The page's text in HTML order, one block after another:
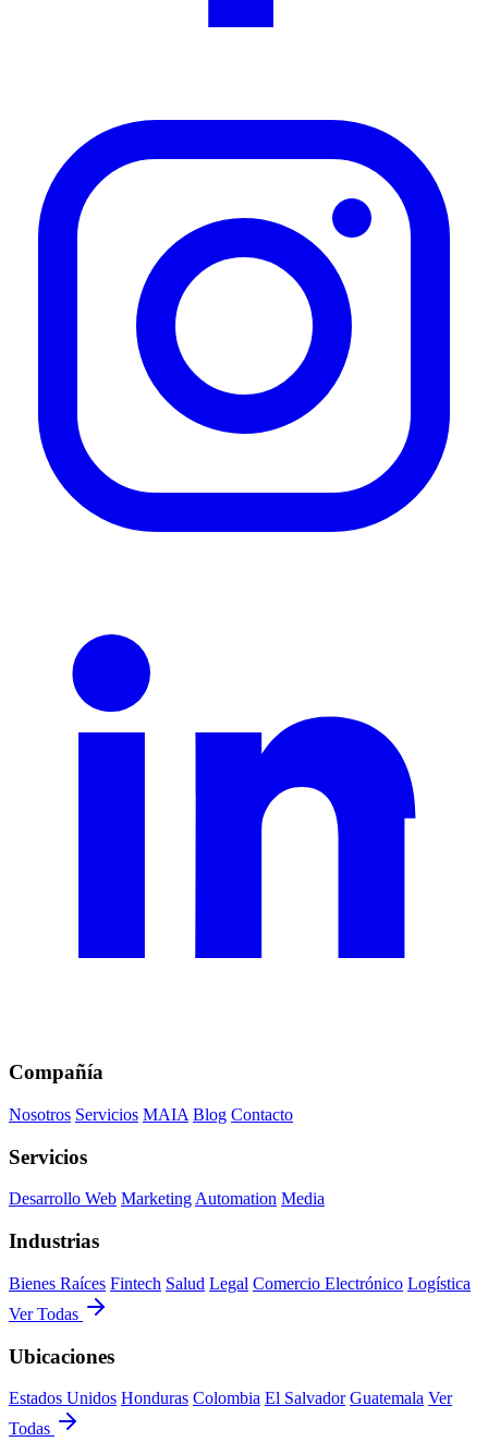
Compañía
Nosotros Servicios MAIA Blog Contacto
Servicios
Desarrollo Web MarketingAutomation Media
Industrias
Bienes Raíces Fintech Salud Legal Comercio Electrónico Logística
Ver Todas
Ubicaciones
Estados Unidos Honduras Colombia El Salvador Guatemala Ver
Todas